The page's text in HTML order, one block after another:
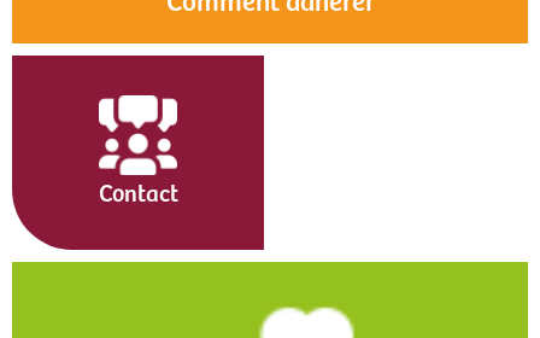
Contact